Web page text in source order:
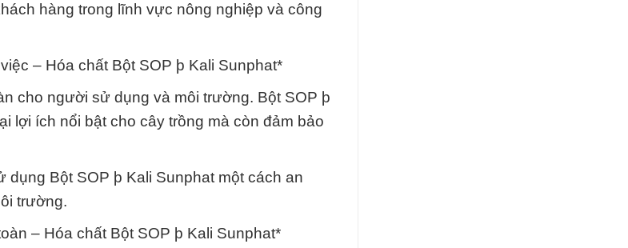
hàng trong lĩnh vực nông nghiệp và công
– Hóa chất Bột SOP þ Kali Sunphat*
cho người sử dụng và môi trường. Bột SOP þ
lợi ích nổi bật cho cây trồng mà còn đảm bảo
Bột SOP þ Kali Sunphat một cách an
trường.
– Hóa chất Bột SOP þ Kali Sunphat*